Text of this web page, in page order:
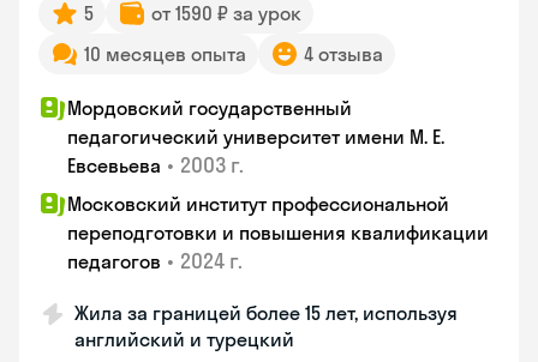
5
от 1590 ₽ за урок
10 месяцев опыта
4 отзыва
Мордовский государственный
педагогический университет имени М. Е.
Евсевьева • 2003 г.
Московский институт профессиональной
переподготовки и повышения квалификации
педагогов • 2024 г.
Жила за границей более 15 лет, используя
английский и турецкий